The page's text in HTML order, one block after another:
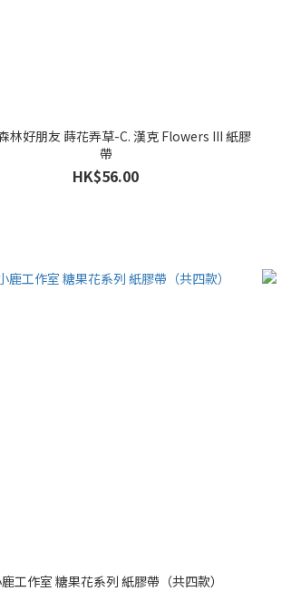
林好朋友 蒔花弄草-C. 漢克 Flowers III 紙膠
帶
HK$56.00
工作室 糖果花系列 紙膠帶（共四款）